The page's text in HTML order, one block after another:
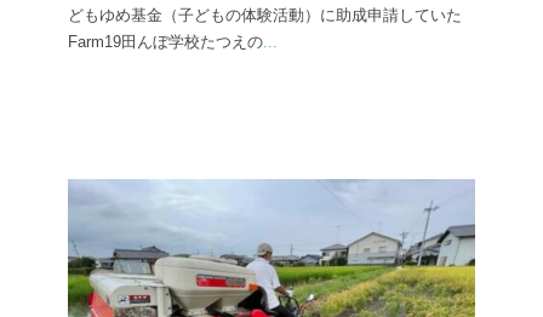
どもゆめ基金（子どもの体験活動）に助成申請していた
Farm19田んぼ学校たつえの...